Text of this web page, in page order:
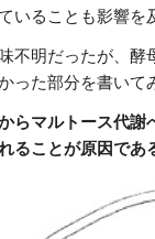
いることも影響を
不明だったが、
った部分を書いて
らマルトース代謝
ることが原因であ